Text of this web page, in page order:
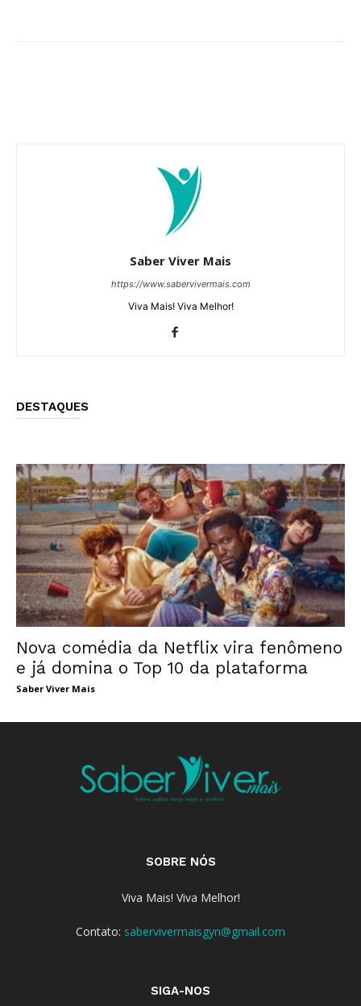
Saber Viver Mais
https://www.sabervivermais.com
Viva Mais! Viva Melhor!
DESTAQUES
Nova comédia da Netflix vira fenômeno
e já domina o Top 10 da plataforma
Saber Viver Mais
SOBRE NÓS
Viva Mais! Viva Melhor!
Contato: sabervivermaisgyn@gmail.com
SIGA-NOS